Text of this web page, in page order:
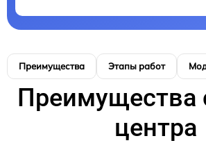
Преимущества Этапы работ
Преимущества
центра